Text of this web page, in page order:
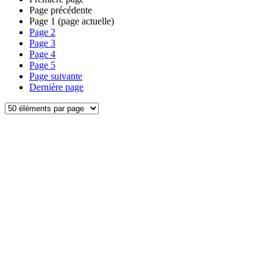
Page précédente
Page 1 (page actuelle)
Page 2
Page 3
Page 4
Page 5
Page suivante
Dernière page